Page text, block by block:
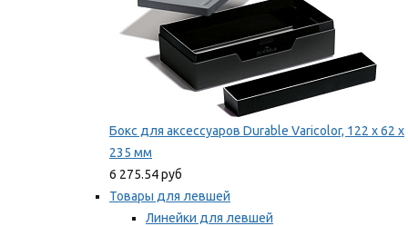
Бокс для аксессуаров Durable Varicolor, 122 x 62 x
235 мм
6 275.54 руб
Товары для левшей
Линейки для левшей